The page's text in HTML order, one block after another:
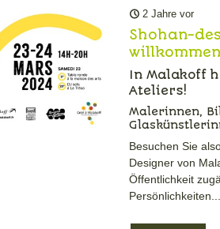
Malakoff
2 Jahre vor
Shohan-
In Malakoff
Ateliers!
Malerinnen,
Besuchen Sie
Designer von
Öffentlichkeit
Persönlichkeiten...